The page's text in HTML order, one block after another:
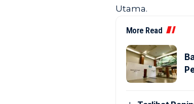
Utama.
More Read